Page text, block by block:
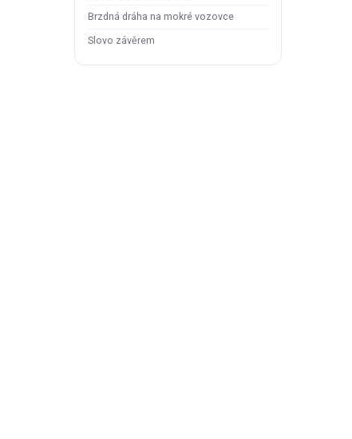
Brzdná dráha na mokré vozovce
Slovo závěrem